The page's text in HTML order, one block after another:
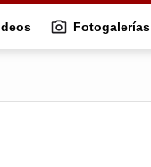
Fotogalerías